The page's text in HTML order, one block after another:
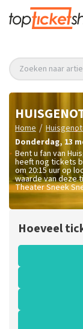
Zoeken naar
Home /
donderdag, 13
Bent u fan van
heeft nog tickets
om 20:15 uur op
waarde van deze
Theater Sneek
Hoeveel